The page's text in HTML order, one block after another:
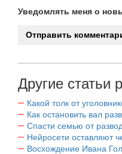
Уведомлять меня о
Другие статьи
Какой толк от
Как остановить вал
Спасти семью от
Нейросети оставляют
Восхождение Ивана